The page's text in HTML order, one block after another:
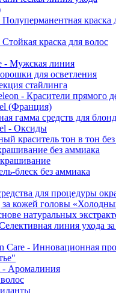
краска
краска для волос
- Мужская линия
для осветления
стайлинга
- Красители прямого
(Франция)
гамма средств для
- Оксиды
краситель тон в тон
без аммиака
блеск без аммиака
для процедуры
за кожей головы
натуральных
линия ухода
Care - Инновационная
Аромалиния